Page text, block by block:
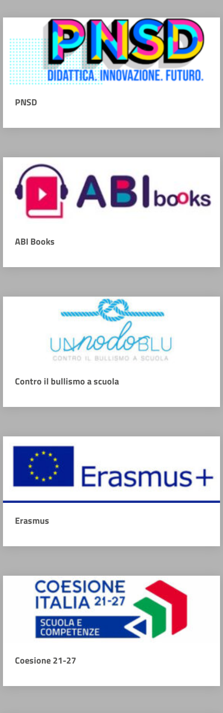
PNSD
ABI Books
Contro il bullismo a scuola
Erasmus
Coesione 21-27